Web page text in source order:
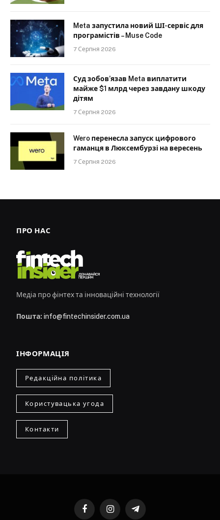
Meta запустила новий ШІ-сервіс для
програмістів – Muse Code
7 Серпня 2026
Суд зобов’язав Meta виплатити
майже $1 млрд через завдану шкоду
дітям
7 Серпня 2026
Wero перенесла запуск цифрового
гаманця в Люксембурзі на вересень
7 Серпня 2026
ПРО НАС
Медіа про фінтех та інноваційні технології
Пошта: info@fintechinsider.com.ua
ІНФОРМАЦІЯ
Редакційна політика
Користувацька угода
Контакти
FacebookInstagramTelegram